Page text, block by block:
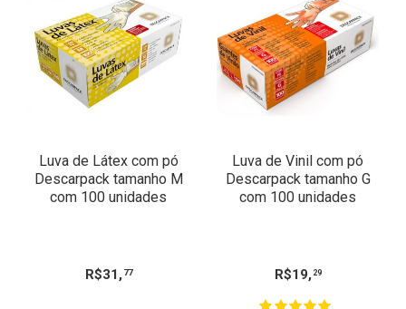
Luva de Látex com pó
Descarpack tamanho M
com 100 unidades
R$31 , 77
Luva de Vinil com pó
Descarpack tamanho G
com 100 unidades
R$19, 29